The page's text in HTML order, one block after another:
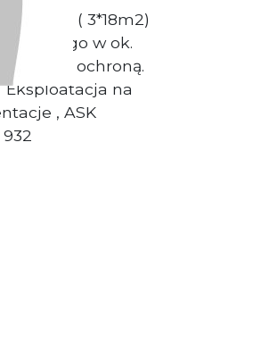
54m2 ( 3*18m2)
w ok.
ochroną.
na
, ASK